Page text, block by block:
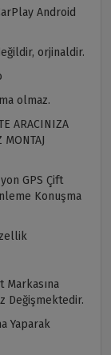
Android
orjinaldir.
olmaz.
ARACINIZA
GPS Çift
Konuşma
Markasına
Değişmektedir.
Yaparak